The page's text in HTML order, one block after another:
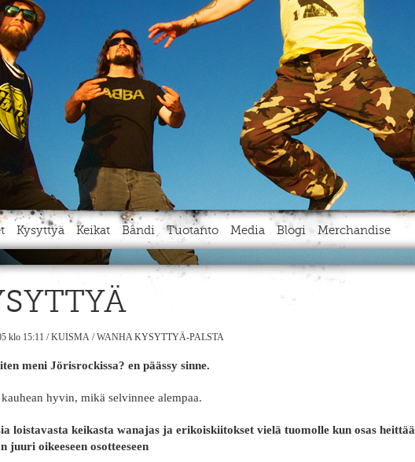
Kysyttyä Keikat Bändi Tuotanto Media Blogi Merchandise
klo 15:11 /KUISMA /WANHA KYSYTTYÄ-PALSTA
meni Jörisrockissa? en päässy sinne.
hyvin, mikä selvinnee alempaa.
loistavasta keikasta wanajas ja erikoiskiitokset vielä tuomolle kun osas heittää
juuri oikeeseen osotteeseen